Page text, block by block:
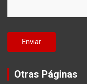
Otras Páginas